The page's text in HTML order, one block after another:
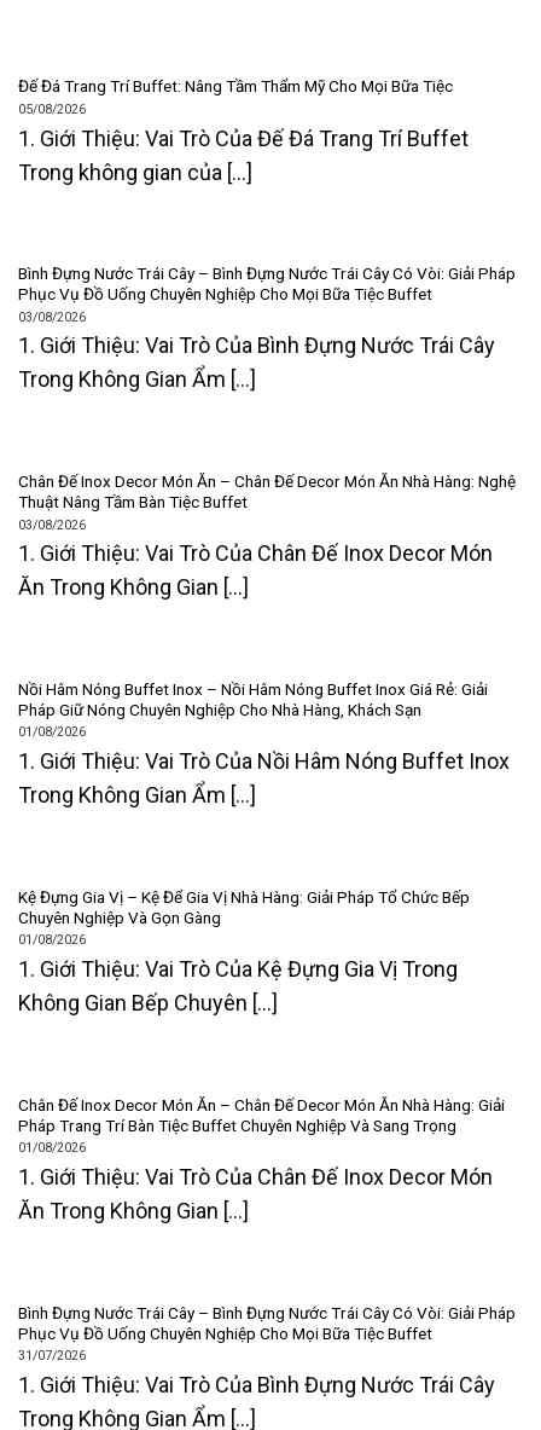
Đế Đá Trang Trí Buffet: Nâng Tầm Thẩm Mỹ Cho Mọi Bữa Tiệc
05/08/2026
1. Giới Thiệu: Vai Trò Của Đế Đá Trang Trí Buffet
Trong không gian của [...]
Bình Đựng Nước Trái Cây – Bình Đựng Nước Trái Cây Có Vòi: Giải Pháp
Phục Vụ Đồ Uống Chuyên Nghiệp Cho Mọi Bữa Tiệc Buffet
03/08/2026
1. Giới Thiệu: Vai Trò Của Bình Đựng Nước Trái Cây
Trong Không Gian Ẩm [...]
Chân Đế Inox Decor Món Ăn – Chân Đế Decor Món Ăn Nhà Hàng: Nghệ
Thuật Nâng Tầm Bàn Tiệc Buffet
03/08/2026
1. Giới Thiệu: Vai Trò Của Chân Đế Inox Decor Món
Ăn Trong Không Gian [...]
Nồi Hâm Nóng Buffet Inox – Nồi Hâm Nóng Buffet Inox Giá Rẻ: Giải
Pháp Giữ Nóng Chuyên Nghiệp Cho Nhà Hàng, Khách Sạn
01/08/2026
1. Giới Thiệu: Vai Trò Của Nồi Hâm Nóng Buffet Inox
Trong Không Gian Ẩm [...]
Kệ Đựng Gia Vị – Kệ Để Gia Vị Nhà Hàng: Giải Pháp Tổ Chức Bếp
Chuyên Nghiệp Và Gọn Gàng
01/08/2026
1. Giới Thiệu: Vai Trò Của Kệ Đựng Gia Vị Trong
Không Gian Bếp Chuyên [...]
Chân Đế Inox Decor Món Ăn – Chân Đế Decor Món Ăn Nhà Hàng: Giải
Pháp Trang Trí Bàn Tiệc Buffet Chuyên Nghiệp Và Sang Trọng
01/08/2026
1. Giới Thiệu: Vai Trò Của Chân Đế Inox Decor Món
Ăn Trong Không Gian [...]
Bình Đựng Nước Trái Cây – Bình Đựng Nước Trái Cây Có Vòi: Giải Pháp
Phục Vụ Đồ Uống Chuyên Nghiệp Cho Mọi Bữa Tiệc Buffet
31/07/2026
1. Giới Thiệu: Vai Trò Của Bình Đựng Nước Trái Cây
Trong Không Gian Ẩm [...]